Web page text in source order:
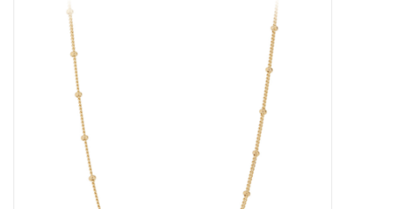
Cadeaubonnen